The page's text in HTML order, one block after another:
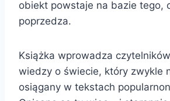
obiekt powstaje na bazie tego,
poprzedza.
Książka wprowadza
wiedzy o świecie, który zwykle
osiągany w tekstach